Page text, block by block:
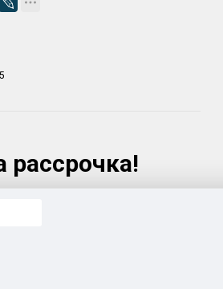
по всему Таможенному союзу.